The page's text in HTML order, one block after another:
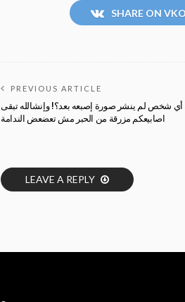
SHARE ON
PREVIOUS ARTICLE
شخص لم ينشر صورة إصبعه بعد؟! وإنشالله تبقى
اصابيعكم مزرقة من الحبر مش تعضعض الندامة
LEAVE A REPLY